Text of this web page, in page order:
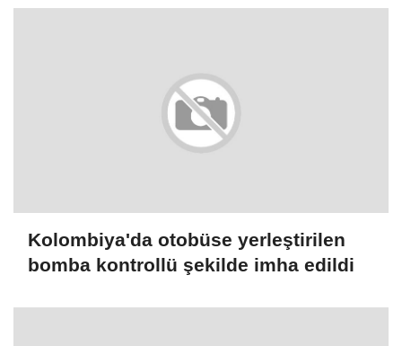
Kolombiya'da otobüse yerleştirilen
bomba kontrollü şekilde imha edildi